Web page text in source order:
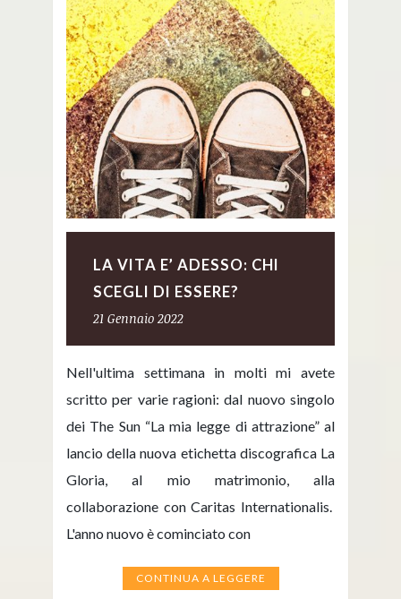
LA VITA E’ ADESSO: CHI
SCEGLI DI ESSERE?
21 Gennaio 2022
Nell'ultima settimana in molti mi avete
scritto per varie ragioni: dal nuovo singolo
dei The Sun “La mia legge di attrazione” al
lancio della nuova etichetta discografica La
Gloria, al mio matrimonio, alla
collaborazione con Caritas Internationalis.
L'anno nuovo è cominciato con
CONTINUA A LEGGERE